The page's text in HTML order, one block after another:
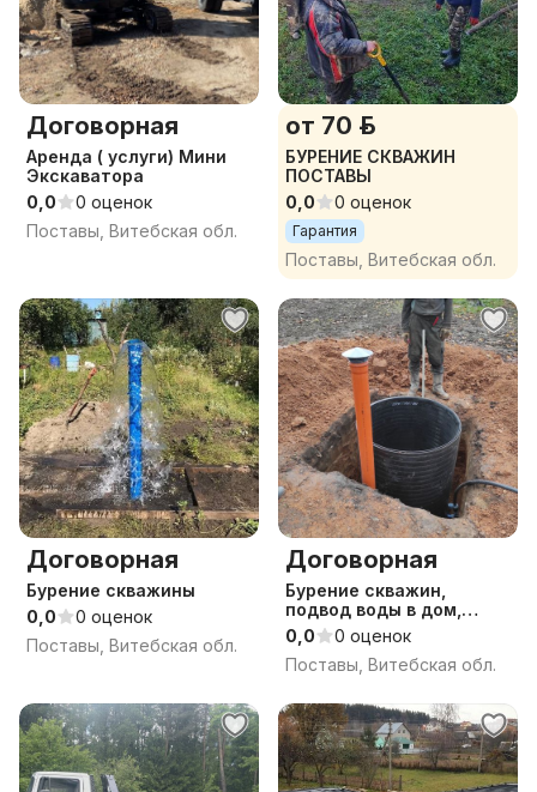
Договорная
Аренда ( услуги) Мини
Экскаватора
0,0
0 оценок
Поставы, Витебская обл.
от 70 р.
БУРЕНИЕ СКВАЖИН
ПОСТАВЫ
0,0
0 оценок
Гарантия
Поставы, Витебская обл.
Договорная
Бурение скважины
0,0
0 оценок
Поставы, Витебская обл.
Договорная
Бурение скважин,
подвод воды в дом,
монтаж канализ
0,0
0 оценок
Поставы, Витебская обл.